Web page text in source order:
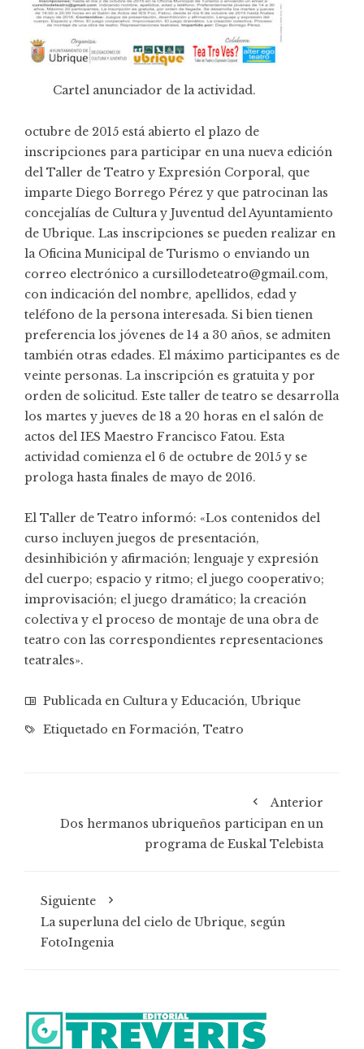
Cartel anunciador de la actividad.
octubre de 2015 está abierto el plazo de
inscripciones para participar en una nueva edición
del Taller de Teatro y Expresión Corporal, que
imparte Diego Borrego Pérez y que patrocinan las
concejalías de Cultura y Juventud del Ayuntamiento
de Ubrique. Las inscripciones se pueden realizar en
la Oficina Municipal de Turismo o enviando un
correo electrónico a cursillodeteatro@gmail.com,
con indicación del nombre, apellidos, edad y
teléfono de la persona interesada. Si bien tienen
preferencia los jóvenes de 14 a 30 años, se admiten
también otras edades. El máximo participantes es de
veinte personas. La inscripción es gratuita y por
orden de solicitud. Este taller de teatro se desarrolla
los martes y jueves de 18 a 20 horas en el salón de
actos del IES Maestro Francisco Fatou. Esta
actividad comienza el 6 de octubre de 2015 y se
prologa hasta finales de mayo de 2016.
El Taller de Teatro informó: «Los contenidos del
curso incluyen juegos de presentación,
desinhibición y afirmación; lenguaje y expresión
del cuerpo; espacio y ritmo; el juego cooperativo;
improvisación; el juego dramático; la creación
colectiva y el proceso de montaje de una obra de
teatro con las correspondientes representaciones
teatrales».
Publicada en Cultura y Educación, Ubrique
Etiquetado en Formación, Teatro
Anterior
Dos hermanos ubriqueños participan en un
programa de Euskal Telebista
Siguiente
La superluna del cielo de Ubrique, según
FotoIngenia